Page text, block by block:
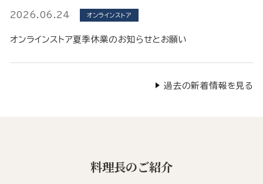
2026.06.24 オンラインストア
オンラインストア夏季休業のお知らせとお願い
過去の新着情報を見る
料理長のご紹介